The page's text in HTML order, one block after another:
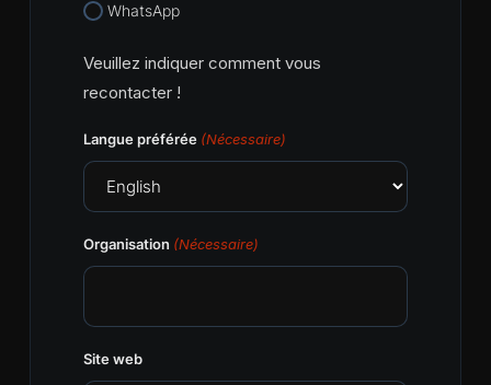
WhatsApp
Veuillez indiquer comment vous
recontacter !
Langue préférée (Nécessaire)
Organisation (Nécessaire)
Site web